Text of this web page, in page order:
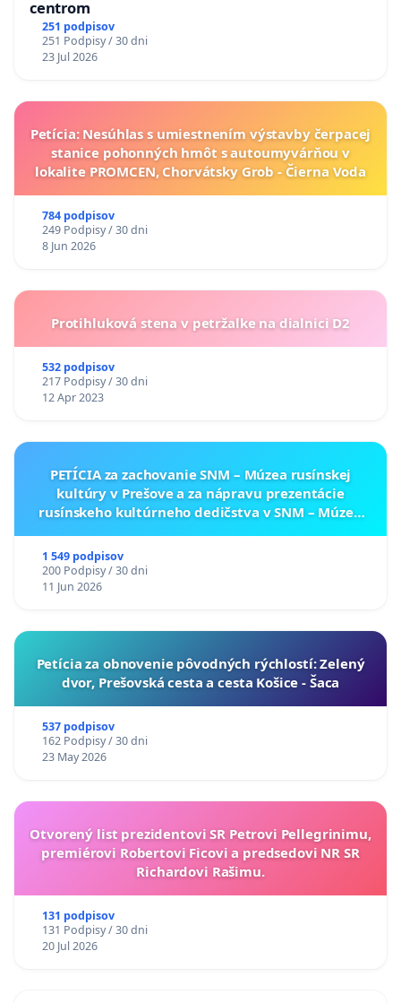
centrom
251 podpisov
251 Podpisy / 30 dni
23 Jul 2026
Petícia: Nesúhlas s umiestnením výstavby čerpacej
stanice pohonných hmôt s autoumyvárňou v
lokalite PROMCEN, Chorvátsky Grob - Čierna Voda
784 podpisov
249 Podpisy / 30 dni
8 Jun 2026
Protihluková stena v petržalke na dialnici D2
532 podpisov
217 Podpisy / 30 dni
12 Apr 2023
PETÍCIA za zachovanie SNM – Múzea rusínskej
kultúry v Prešove a za nápravu prezentácie
rusínskeho kultúrneho dedičstva v SNM – Múzeu
1 549 podpisov
200 Podpisy / 30 dni
11 Jun 2026
​Petícia za obnovenie pôvodných rýchlostí: Zelený
dvor, Prešovská cesta a cesta Košice - Šaca
537 podpisov
162 Podpisy / 30 dni
23 May 2026
Otvorený list prezidentovi SR Petrovi Pellegrinimu,
premiérovi Robertovi Ficovi a predsedovi NR SR
Richardovi Rašimu.
131 podpisov
131 Podpisy / 30 dni
20 Jul 2026